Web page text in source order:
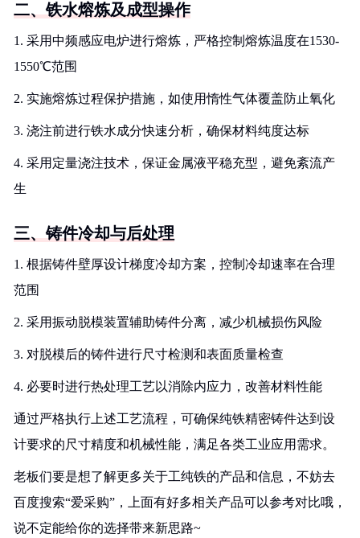
二、铁水熔炼及成型操作
1. 采用中频感应电炉进行熔炼，严格控制熔炼温度在1530-
1550℃范围
2. 实施熔炼过程保护措施，如使用惰性气体覆盖防止氧化
3. 浇注前进行铁水成分快速分析，确保材料纯度达标
4. 采用定量浇注技术，保证金属液平稳充型，避免紊流产
生
三、铸件冷却与后处理
1. 根据铸件壁厚设计梯度冷却方案，控制冷却速率在合理
范围
2. 采用振动脱模装置辅助铸件分离，减少机械损伤风险
3. 对脱模后的铸件进行尺寸检测和表面质量检查
4. 必要时进行热处理工艺以消除内应力，改善材料性能
通过严格执行上述工艺流程，可确保纯铁精密铸件达到设
计要求的尺寸精度和机械性能，满足各类工业应用需求。
老板们要是想了解更多关于工纯铁的产品和信息，不妨去
百度搜索“爱采购”，上面有好多相关产品可以参考对比哦，
说不定能给你的选择带来新思路~